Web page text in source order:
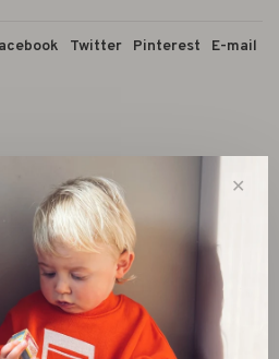
Twitter Pinterest E-mail
van 1 literis ontworpen
of op kantoor. Dankzij de
deze thermosfles je drank tot
.
✕